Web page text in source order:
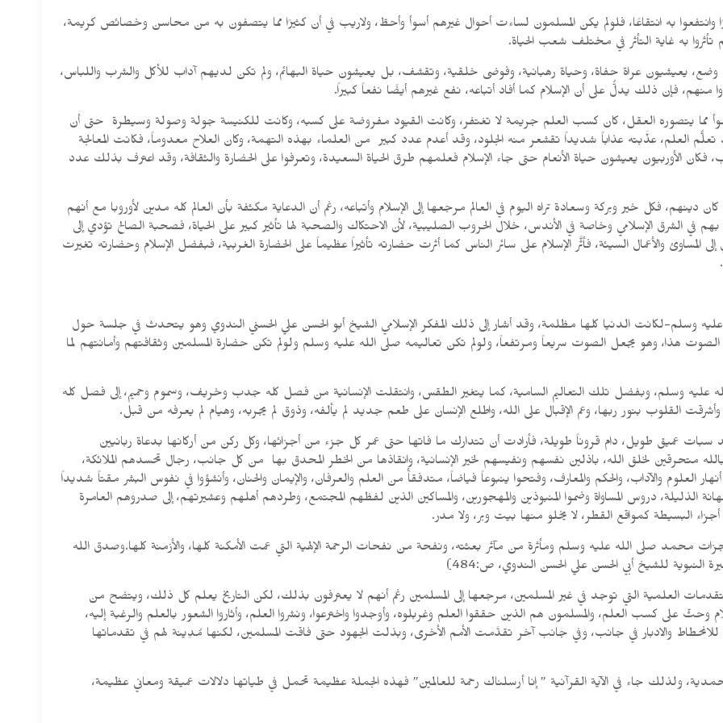
وانتفعوا به انتقاعًا، فلولم يكن المسلمون لساءت أحوال غيرهم أسوأ وأحطّ، ولاريب في أن كثيرًا مما يتصفون به من محاسن وخصائص كريمة،
به غاية التأثر في مختلف شعب الحياة.
يعيشيون عراة حفاة، وحياة رهبانية، وفوضى خلقية، وتقشف، بل يعيشون حياة البهائم، ولم تكن لديهم آداب للأكل والشرب واللباس،
منهم، فإن ذلك يدلُّ على أن الإسلام كما أفاد أتباعه، نفع غيرهم أيضًا نفعاً كبيراً.
أسوأ مما يتصوره العقل، كان كسب العلم جريمة لا تغتفر، وكانت القيود مفروضة على كسبه، وكانت للكنيسة جولة وصولة وسيطرة حتى أن
العلم، عذَّبته عذاباً شديداً تقشعر منه الجلود، وقد أعدم عدد كبير من العلماء بهذه التهمة، وكان العلاح معدوماً، فكانت المعالجة
الأوربيون يعيشون حياة الأنعام حتى جاء الإسلام فعلمهم طرق الحياة السعيدة، وتعرفوا على الحضارة والثقافة، وقد اعترف بذلك عدد
فكل خير وبركة وسعادة تراه اليوم في العالم مرجعها إلى الإسلام وأتباعه، رغم أن الدعاية مكثفة بأن العالم كله مدين لأوروبا مع أنهم
في الشرق الإسلامي وخاصة في الأندس، خلال الحروب الصليبية، لأن الاحتكاك والصحبة لها تأثير كبير على الحياة، فصحبة الصالح تؤدي إلى
والأعمال السيئة، فأثَّر الإسلام على سائر الناس كما أثرت حضارته تأثيراً عظيماً على الحضارة الغربية، فبفضل الإسلام وحضارته تغيرت
عليه وسلم-لكانت الدنيا كلها مظلمة، وقد أشار إلى ذلك المفكر الإسلامي الشيخ أبو الحسن علي الحسني الندوي وهو يتحدث في جلسة حول
الصوت هذا، وهو يجعل الصوت سريعاً ومرتفعاً، ولولم تكن تعاليمه صلى الله عليه وسلم ولولم تكن حضارة المسلمين وثقافتهم وأمانتهم لما
عليه وسلم، وبفضل تلك التعاليم السامية، كما يتغير الطقس، وانتقلت الإنسانية من فصل كله جدب وخريف، وسموم وحميم، إلى فصل كله
القلوب بنور ربها، وعم الإقبال على الله، واطلع الإنسان على طعم جديد لم يألفه، وذوق لم يجربه، وهيام لم يعرفه من قبل.
عميق طويل، دام قروناً طويلة، فأرادت أن تتدارك ما فاتها حتى عمر كل جزء من أجزائها، وكل ركن من أركانها بدعاة ربانيين
متحرقين لخلق الله، باذلين نفسهم ونفيسهم لخير الإنسانية، وإنقاذها من الخطر المحدق بها من كل جانب، رجال تحسدهم الملائكة،
العلوم والآداب، والحكم والمعارف، وفتحوا ينبوعاً فياضاً، متدفقاً من العلم والعرفان، والإيمان والحنان، وأنشؤوا في نفوس البشر مقتاً شديداً
الذليلة، دروس المساواة وضموا المنبوذين والمهجورين، والمساكين الذين لفظهم المجتمع، وطردهم أهلهم وعشيرتهم، إلى صدروهم العامرة
البسيطة كمواقع القطر، لا يخلو منها بيت وبر، ولا مدر.
محمد صلى الله عليه وسلم ومأثرة من مآثر بعثته، ونفحة من نفحات الرحمة الإلهية التي عمت الأمكنة كلها، والأزمنة كلها.وصدق الله
العلمية التي توجد في غير المسلمين، مرجعها إلى المسلمين رغم أنهم لا يعترفون بذلك، لكن التاريخ يعلم كل ذلك، ويتضح من
وحثّ على كسب العلم، والمسلمون هم الذين حققوا العلم وغربلوه، وأوجدوا واخترعوا، ونشروا العلم، وأثاروا الشعور بالعلم والرغبة إليه،
والادبار في جانب، وفي جانب آخر تقدَّمت الأمم الأخرى، وبذلت الجهود حتى فاقت المسلمين، لكنها مُدِينة لهم في تقدماتها
ولذلك جاء في الآية القرآنية ” إنا أرسلناك رحمة للعالمين” فهذه الجملة عظيمة تحمل في طياتها دلالات عميقة ومعاني عظيمة،